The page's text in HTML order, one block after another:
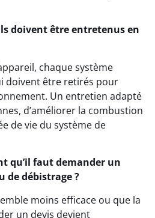
doivent être entretenus en
chaque système
doivent être retirés pour
Un entretien adapté
d’améliorer la combustion
de vie du système de
qu’il faut demander un
de débistrage ?
moins efficace ou que la
un devis devient